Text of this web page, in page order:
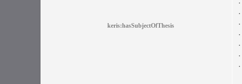
keris:hasSubjectOfThesis